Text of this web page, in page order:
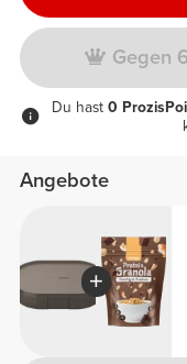
Gegen
Du hast 0
Angebote